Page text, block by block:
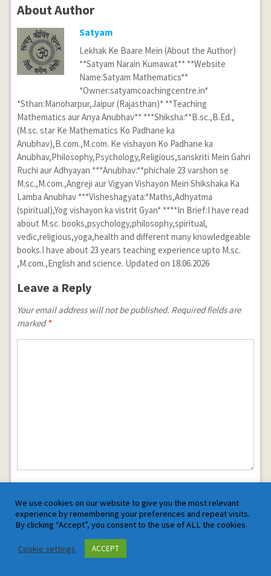
About Author
Satyam
Lekhak Ke Baare Mein (About the Author)
**Satyam Narain Kumawat** **Website
Name:Satyam Mathematics**
*Owner:satyamcoachingcentre.in*
*Sthan:Manoharpur,Jaipur (Rajasthan)* **Teaching
Mathematics aur Anya Anubhav** ***Shiksha:**B.sc.,B.Ed.,
(M.sc. star Ke Mathematics Ko Padhane ka
Anubhav),B.com.,M.com. Ke vishayon Ko Padhane ka
Anubhav,Philosophy,Psychology,Religious,sanskriti Mein Gahri
Ruchi aur Adhyayan ***Anubhav:**phichale 23 varshon se
M.sc.,M.com.,Angreji aur Vigyan Vishayon Mein Shikshaka Ka
Lamba Anubhav ***Visheshagyata:*Maths,Adhyatma
(spiritual),Yog vishayon ka vistrit Gyan* ****In Brief:I have read
about M.sc. books,psychology,philosophy,spiritual,
vedic,religious,yoga,health and different many knowledgeable
books.I have about 23 years teaching experience upto M.sc.
,M.com.,English and science. Updated on 18.06.2026
Leave a Reply
Your email address will not be published. Required fields are
marked *
We use cookies on our website to give you the most relevant
experience by remembering your preferences and repeat visits.
By clicking “Accept”, you consent to the use of ALL the cookies.
Cookie settings ACCEPT